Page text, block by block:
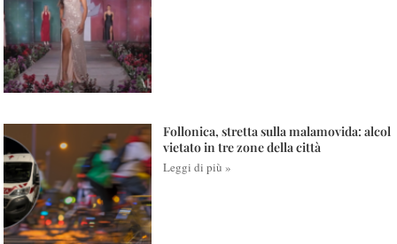
Follonica, stretta sulla malamovida: alcol
vietato in tre zone della città
Leggi di più »